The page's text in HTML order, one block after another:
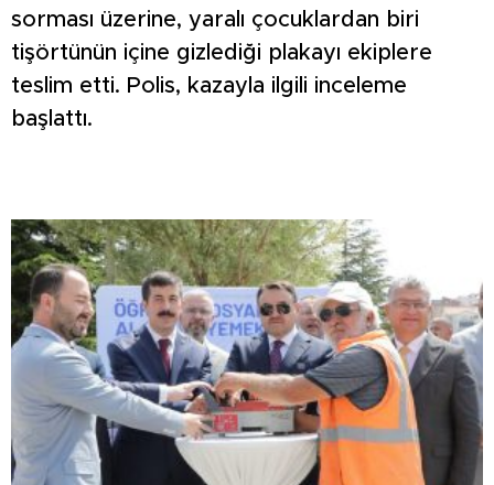
sorması üzerine, yaralı çocuklardan biri
tişörtünün içine gizlediği plakayı ekiplere
teslim etti. Polis, kazayla ilgili inceleme
başlattı.